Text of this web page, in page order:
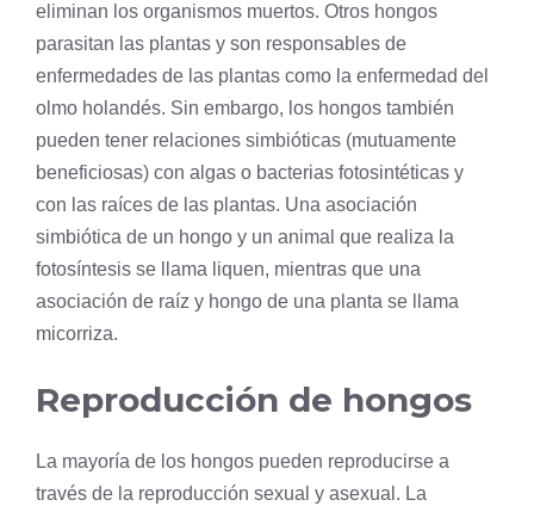
eliminan los organismos muertos. Otros hongos
parasitan las plantas y son responsables de
enfermedades de las plantas como la enfermedad del
olmo holandés. Sin embargo, los hongos también
pueden tener relaciones simbióticas (mutuamente
beneficiosas) con algas o bacterias fotosintéticas y
con las raíces de las plantas. Una asociación
simbiótica de un hongo y un animal que realiza la
fotosíntesis se llama liquen, mientras que una
asociación de raíz y hongo de una planta se llama
micorriza.
Reproducción de hongos
La mayoría de los hongos pueden reproducirse a
través de la reproducción sexual y asexual. La